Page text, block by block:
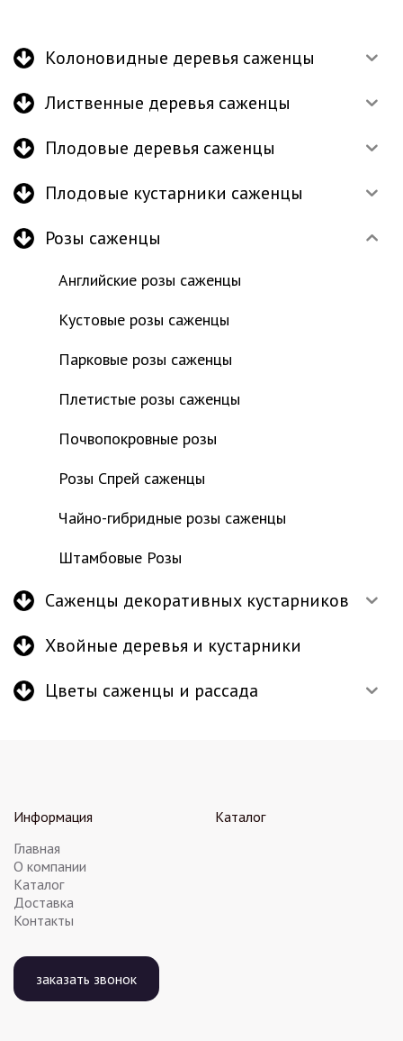
Колоновидные деревья саженцы
Лиственные деревья саженцы
Плодовые деревья саженцы
Плодовые кустарники саженцы
Розы саженцы
Английские розы саженцы
Кустовые розы саженцы
Парковые розы саженцы
Плетистые розы саженцы
Почвопокровные розы
Розы Спрей саженцы
Чайно-гибридные розы саженцы
Штамбовые Розы
Саженцы декоративных кустарников
Хвойные деревья и кустарники
Цветы саженцы и рассада
Информация
Главная
О компании
Каталог
Доставка
Контакты
Каталог
заказать звонок